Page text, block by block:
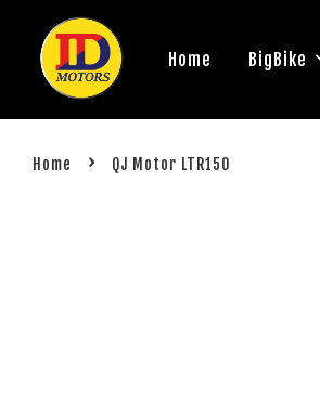
Home BigBike
Home › QJ Motor LTR150